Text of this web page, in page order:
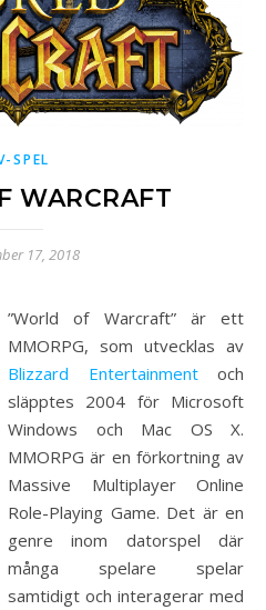
SPEL
WARCRAFT
17, 2018
”World of Warcraft” är ett
MMORPG, som utvecklas av
Blizzard Entertainmentoch
släpptes 2004 för Microsoft
Windows och Mac OS X.
MMORPG är en förkortning av
Massive Multiplayer Online
Role-Playing Game. Det är en
genre inom datorspel där
många spelare spelar
samtidigt och interagerar med